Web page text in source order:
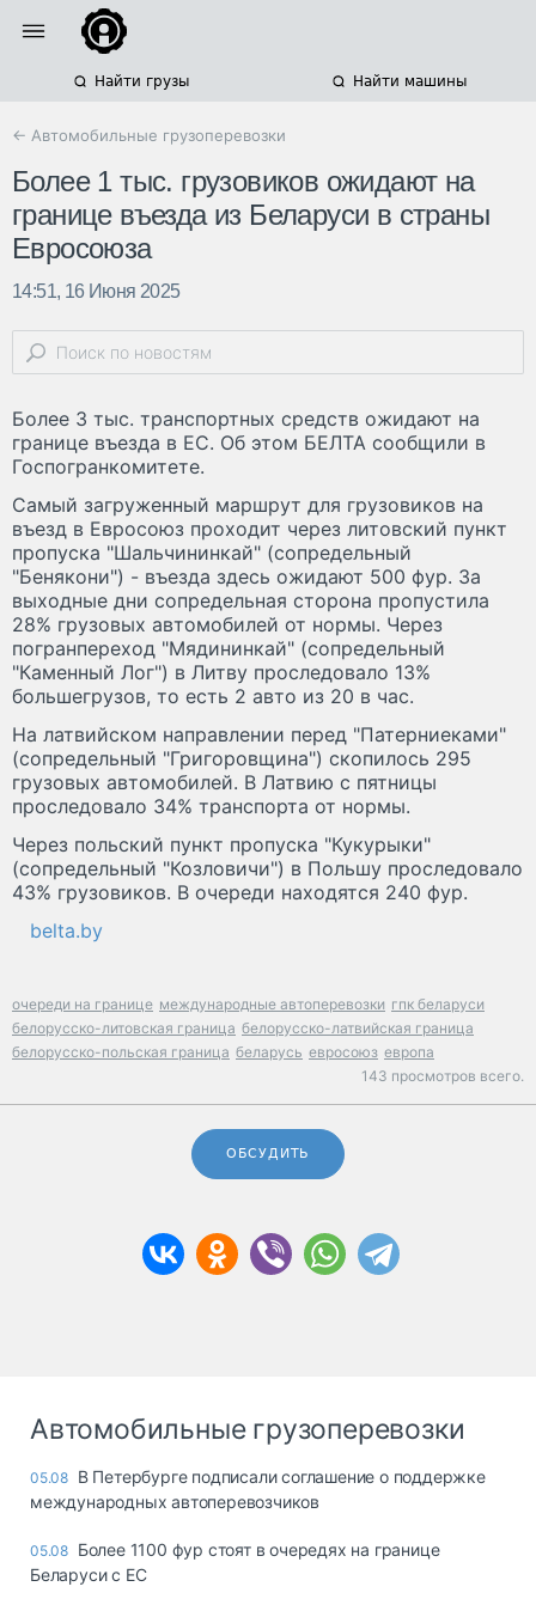
Найти грузы Найти машины
← Автомобильные грузоперевозки
Более 1 тыс. грузовиков ожидают на
границе въезда из Беларуси в страны
Евросоюза
14:51, 16 Июня 2025
Более 3 тыс. транспортных средств ожидают на
границе въезда в ЕС. Об этом БЕЛТА сообщили в
Госпогранкомитете.
Самый загруженный маршрут для грузовиков на
въезд в Евросоюз проходит через литовский пункт
пропуска "Шальчининкай" (сопредельный
"Бенякони") - въезда здесь ожидают 500 фур. За
выходные дни сопредельная сторона пропустила
28% грузовых автомобилей от нормы. Через
погранпереход "Мядининкай" (сопредельный
"Каменный Лог") в Литву проследовало 13%
большегрузов, то есть 2 авто из 20 в час.
На латвийском направлении перед "Патерниеками"
(сопредельный "Григоровщина") скопилось 295
грузовых автомобилей. В Латвию с пятницы
проследовало 34% транспорта от нормы.
Через польский пункт пропуска "Кукурыки"
(сопредельный "Козловичи") в Польшу проследовало
43% грузовиков. В очереди находятся 240 фур.
belta.by
очереди на границе международные автоперевозки гпк беларуси
белорусско-литовская граница белорусско-латвийская граница
белорусско-польская граница беларусь евросоюз европа
143 просмотров всего.
ОБСУДИТЬ
Автомобильные грузоперевозки
05.08 В Петербурге подписали соглашение о поддержке
международных автоперевозчиков
05.08 Более 1100 фур стоят в очередях на границе
Беларуси с ЕС